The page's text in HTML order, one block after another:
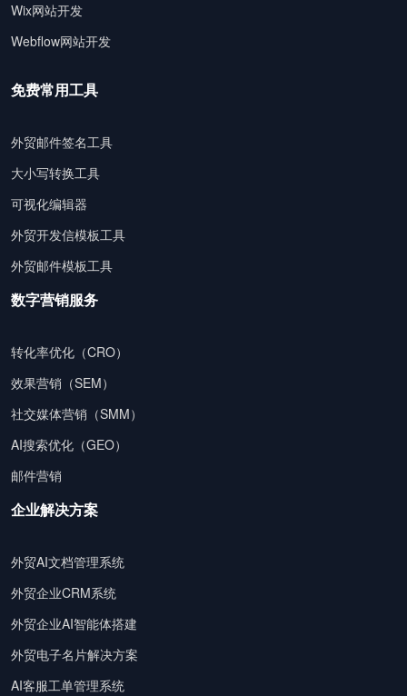
Wix网站开发
Webflow网站开发
免费常用工具
外贸邮件签名工具
大小写转换工具
可视化编辑器
外贸开发信模板工具
外贸邮件模板工具
数字营销服务
转化率优化（CRO）
效果营销（SEM）
社交媒体营销（SMM）
AI搜索优化（GEO）
邮件营销
企业解决方案
外贸AI文档管理系统
外贸企业CRM系统
外贸企业AI智能体搭建
外贸电子名片解决方案
AI客服工单管理系统